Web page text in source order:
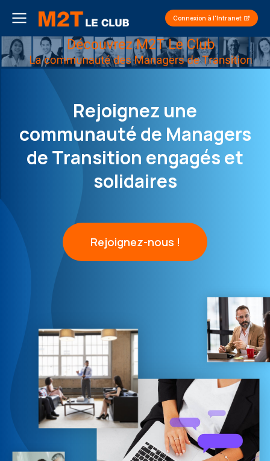
Connexion à l'Intranet
Rejoignez une
communauté de Managers
de Transition engagés et
solidaires
Rejoignez-nous !